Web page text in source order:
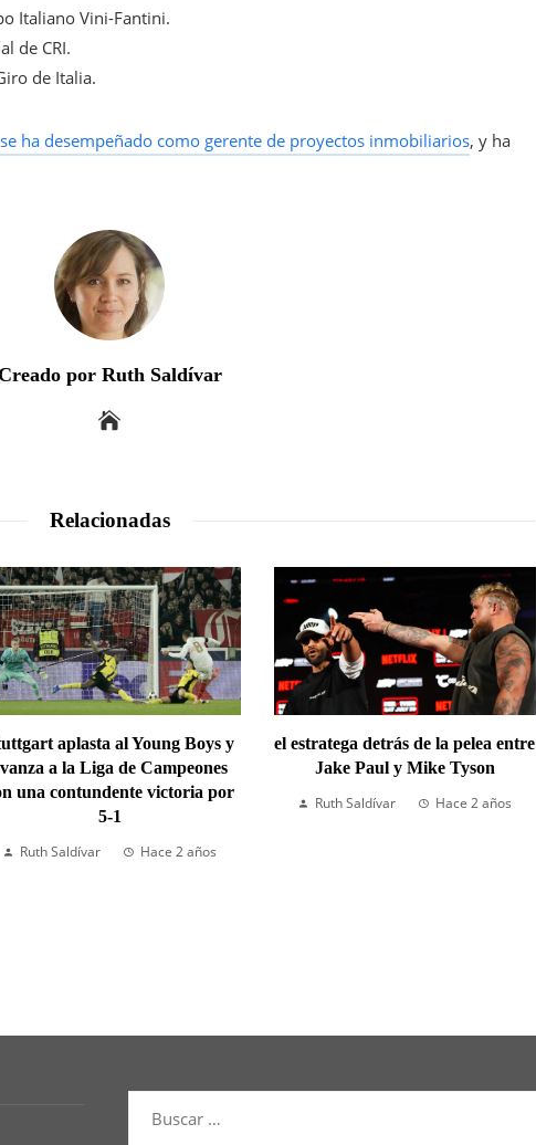
Italiano Vini-Fantini.
de CRI.
de Italia.
ha desempeñado como gerente de proyectos inmobiliarios, y ha
por Ruth Saldívar
Relacionadas
aplasta al Young Boys y
a la Liga de Campeones
una contundente victoria por
5-1
Ruth Saldívar
Hace 2 años
el estratega detrás de la pelea entre
Jake Paul y Mike Tyson
Ruth Saldívar
Hace 2 años